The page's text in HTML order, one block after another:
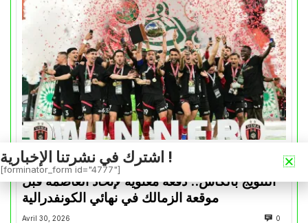
كأس الكونفدرالية
التتويج بالكأس.. دفعة معنوية لإتحاد العاصمة قبل
موقعة الزمالك في نهائي الكونفدرالية
Avril 30, 2026 0
اشترك في نشرتنا الإخبارية !
[forminator_form id="4777"]